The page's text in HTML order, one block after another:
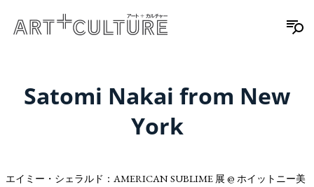
Satomi Nakai from New
York
エイミー・シェラルド：AMERICAN SUBLIME 展 @ ホイットニー美